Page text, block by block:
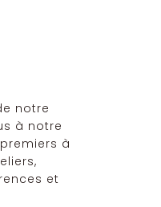
notre
à notre
à
et